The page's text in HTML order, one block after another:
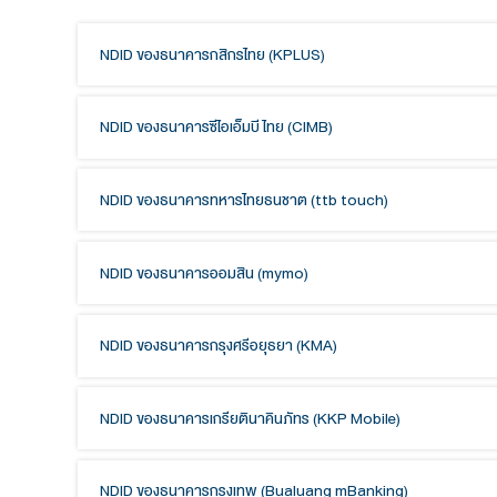
ทั้งนี้ ตั้งแต่วันที่ 23 มิถุนายน 2566 เป็นต้นไป แนะนำให้ท่
ตัวอย่างหน้าจอการเลือกผู้ให้บริการยืนยัน
NDID ของธนาคารซีไอเอ็มบี ไทย (CIMB)